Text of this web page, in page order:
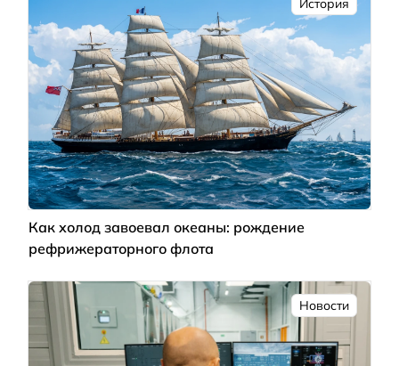
История
Как холод завоевал океаны: рождение
рефрижераторного флота
Новости